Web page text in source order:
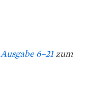
Ausgabe 6–21zum